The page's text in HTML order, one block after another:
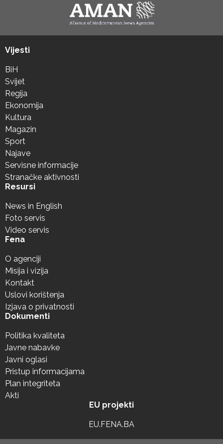
Vijesti
BiH
Svijet
Regija
Ekonomija
Kultura
Magazin
Sport
Najave
Servisne informacije
Stranačke aktivnosti
Resursi
News in English
Foto servis
Video servis
Fena
O agenciji
Misija i vizija
Kontakt
Uslovi korištenja
Izjava o privatnosti
Dokumenti
Politika kvaliteta
Javne nabavke
Javni oglasi
Pristup informacijama
Plan integriteta
Akti
EU projekti
EU.FENA.BA